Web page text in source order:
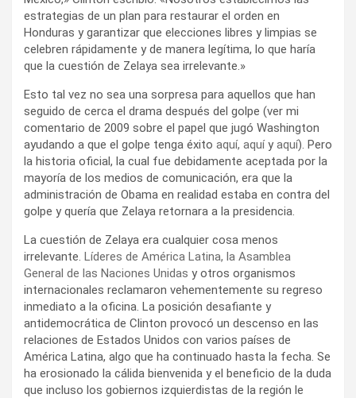
estrategias de un plan para restaurar el orden en
Honduras y garantizar que elecciones libres y limpias se
celebren rápidamente y de manera legítima, lo que haría
que la cuestión de Zelaya sea irrelevante.»
Esto tal vez no sea una sorpresa para aquellos que han
seguido de cerca el drama después del golpe (ver mi
comentario de 2009 sobre el papel que jugó Washington
ayudando a que el golpe tenga éxito aquí, aquíyaquí). Pero
la historia oficial, la cual fue debidamente aceptada por la
mayoría de los medios de comunicación, era que la
administración de Obama en realidad estaba en contra del
golpe y quería que Zelaya retornara a la presidencia.
La cuestión de Zelaya era cualquier cosa menos
irrelevante. Líderes de América Latina, la Asamblea
General de las Naciones Unidas y otros organismos
internacionales reclamaron vehementemente su regreso
inmediato a la oficina. La posición desafiante y
antidemocrática de Clinton provocó un descenso en las
relaciones de Estados Unidos con varios países de
América Latina, algo que ha continuado hasta la fecha. Se
ha erosionado la cálida bienvenida y el beneficio de la duda
que incluso los gobiernos izquierdistas de la región le